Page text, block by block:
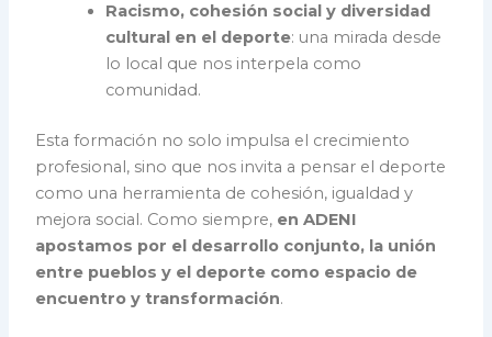
Racismo, cohesión social y diversidad
cultural en el deporte: una mirada desde
lo local que nos interpela como
comunidad.
Esta formación no solo impulsa el crecimiento
profesional, sino que nos invita a pensar el deporte
como una herramienta de cohesión, igualdad y
mejora social. Como siempre, en ADENI
apostamos por el desarrollo conjunto, la unión
entre pueblos y el deporte como espacio de
encuentro y transformación.